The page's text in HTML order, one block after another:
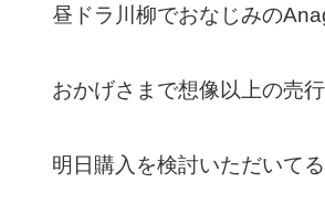
昼ドラ川柳でおなじみの
おかげさまで想像以上の売
明日購入を検討いただいて